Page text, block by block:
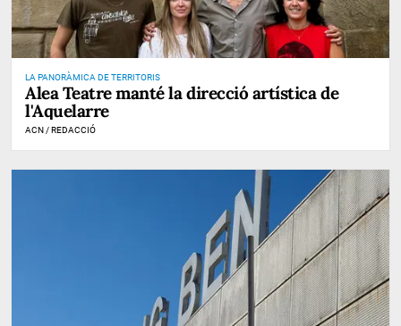
LA PANORÀMICA DE TERRITORIS
Alea Teatre manté la direcció artística de
l'Aquelarre
ACN / REDACCIÓ